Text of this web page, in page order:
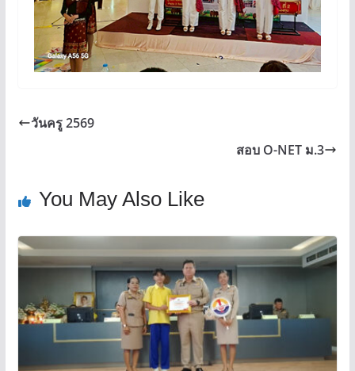
วันครู 2569
สอบ O-NET ม.3
You May Also Like